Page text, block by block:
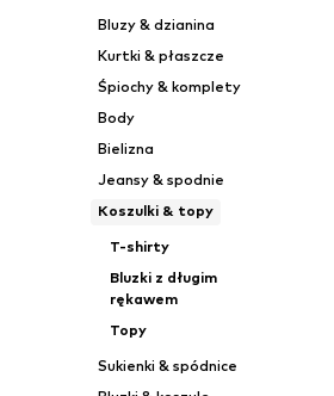
Bluzy & dzianina
Kurtki & płaszcze
Śpiochy & komplety
Body
Bielizna
Jeansy & spodnie
Koszulki & topy
T-shirty
Bluzki z długim
rękawem
Topy
Sukienki & spódnice